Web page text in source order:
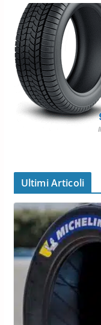
Ultimi Articoli